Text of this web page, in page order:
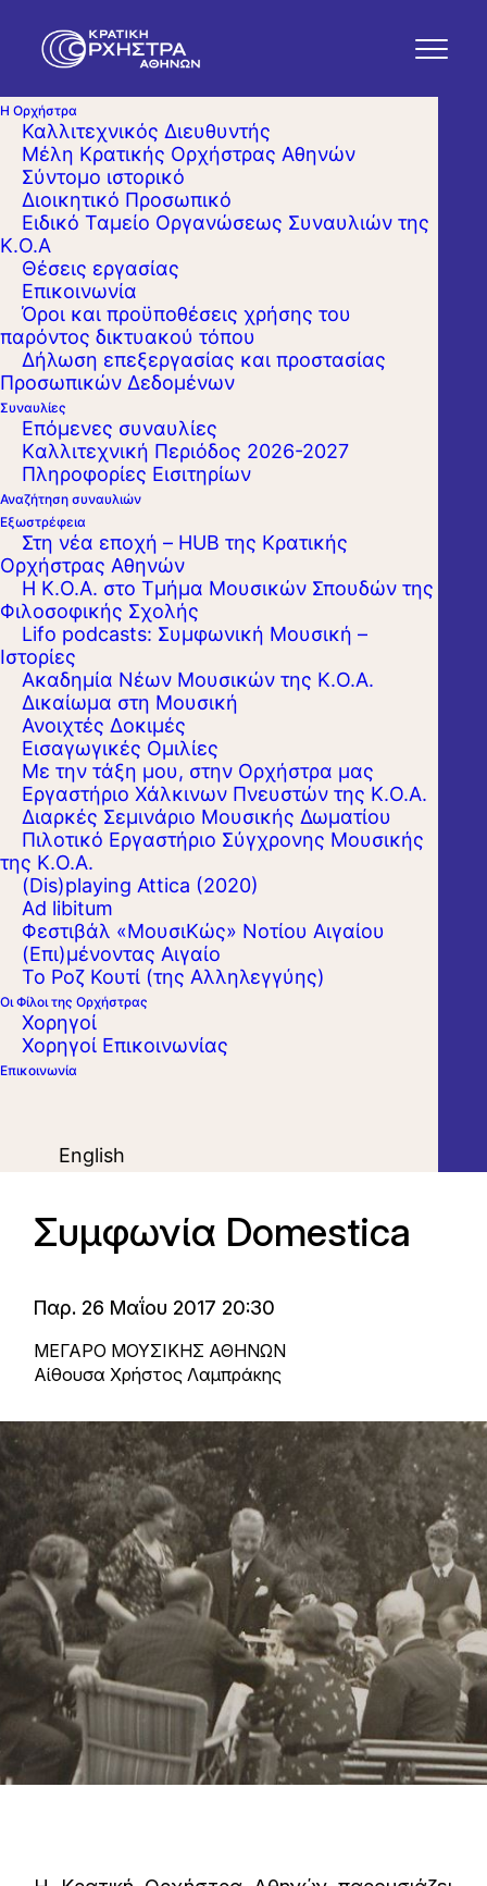
Η Ορχήστρα
Καλλιτεχνικός Διευθυντής
Μέλη Κρατικής Ορχήστρας Αθηνών
Σύντομο ιστορικό
Διοικητικό Προσωπικό
Ειδικό Ταμείο Οργανώσεως Συναυλιών της
Κ.Ο.Α
Θέσεις εργασίας
Επικοινωνία
Όροι και προϋποθέσεις χρήσης του
παρόντος δικτυακού τόπου
Δήλωση επεξεργασίας και προστασίας
Προσωπικών Δεδομένων
Συναυλίες
Επόμενες συναυλίες
Kαλλιτεχνική Περιόδος 2026-2027
Πληροφορίες Εισιτηρίων
Αναζήτηση συναυλιών
Εξωστρέφεια
Στη νέα εποχή – HUB της Κρατικής
Ορχήστρας Αθηνών
Η Κ.Ο.Α. στο Τμήμα Μουσικών Σπουδών της
Φιλοσοφικής Σχολής
Lifo podcasts: Συμφωνική Μουσική –
Ιστορίες
Ακαδημία Νέων Μουσικών της Κ.Ο.Α.
Δικαίωμα στη Μουσική
Ανοιχτές Δοκιμές
Εισαγωγικές Ομιλίες
Με την τάξη μου, στην Ορχήστρα μας
Εργαστήριo Χάλκινων Πνευστών της Κ.Ο.Α.
Διαρκές Σεμινάριο Μουσικής Δωματίου
Πιλοτικό Εργαστήριο Σύγχρονης Μουσικής
της Κ.Ο.Α.
(Dis)playing Attica (2020)
Ad libitum
Φεστιβάλ «ΜουσιΚώς» Νοτίου Αιγαίου
(Επι)μένοντας Αιγαίο
Το Ροζ Κουτί (της Αλληλεγγύης)
Οι Φίλοι της Ορχήστρας
Χορηγοί
Χορηγοί Επικοινωνίας
Επικοινωνία
English
Συμφωνία Domestica
Παρ. 26 Μαΐου 2017 20:30
ΜΕΓΑΡΟ ΜΟΥΣΙΚΗΣ ΑΘΗΝΩΝ
Αίθουσα Χρήστος Λαμπράκης